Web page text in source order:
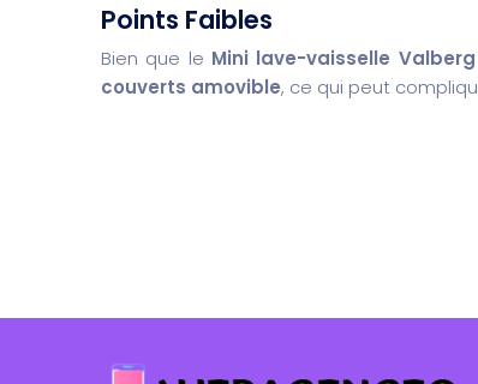
Points Faibles
Bien que le Mini lave-vaisselle Valberg
couverts amovible, ce qui peut